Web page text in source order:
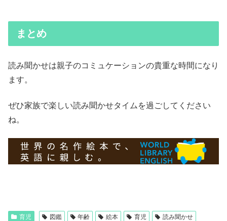
まとめ
読み聞かせは親子のコミュケーションの貴重な時間になり
ます。
ぜひ家族で楽しい読み聞かせタイムを過ごしてください
ね。
育児 図鑑 年齢 絵本 育児 読み聞かせ